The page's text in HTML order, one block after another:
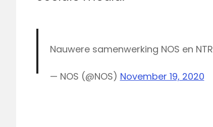
Nauwere samenwerking NOS en NTR
— NOS (@NOS) November 19, 2020